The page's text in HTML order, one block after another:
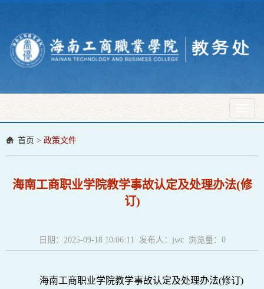
Toggle
首页 > 政策文件
海南工商职业学院教学事故认定及处理办法(修
订)
日期：2025-09-18 10:06:11 发布人：jwc 浏览量： 0
海南工商职业学院教学事故认定及处理办法(修订)